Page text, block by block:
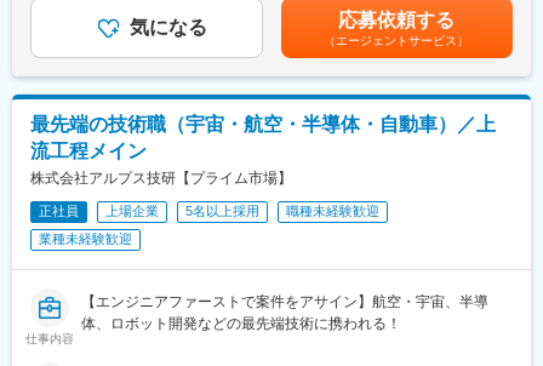
◆こんな悩みはないですか？当社でスキルアップできます！◆
◇コロナ禍で不安定さを痛感し、会社に依存する形ではなく手に
職をつけたい。
◇昔からモノづくりに興味があったが、未経験なのでチャレンジ
できていない。
◇今の会社に明確な評価基準がなく、自身のキャリアやスキルア
ップの実感がない。
◆案件配属後：
2年～3年程度アサイン案件に携わります。
半年に1度営業とプロジェクトリーダーと面談し、自身の状態や希
ジェクトに配属できるような体制を整えています。
そのため、多種多様な業界のクライアント先プロジェクトを担当
がります。所定外労働手当は全額支給です。■昇給年1回、賞与年
2回【年収例】年収450万円／28歳(経験5年)、年収595万円／38歳
(経験15年)賃金はあくまでも目安の金額であり、選考を通じて上
下する可能性があります。月給(月額)は固定手当を含めた表記で
す。
気になる 応募依頼する
（エージェントサービス）
最先端の技術職（宇宙・航空・半導体・自動車）／上
流工程メイン
株式会社アルプス技研【プライム市場】
正社員 上場企業 5名以上採用
職種未経験歓迎
業種未経験歓迎
仕事内容
【エンジニアファーストで案件をアサイン】航空・宇宙、半導
体、ロボット開発などの最先端技術に携われる！